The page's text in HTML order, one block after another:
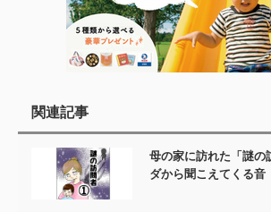
関連記事
母の家に訪れた「謎
ダから聞こえてくる音